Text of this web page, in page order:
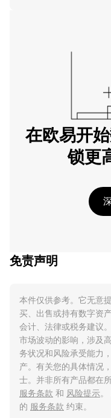
在欧易开
锁更
免责声明
本件仅供参考。它无意
买、出售或持有数字资
会计、法律或税务建议
市场波动的影响，涉及
务状况和风险承受能力
产。有关您的具体情况
士。并非所有产品都在
服务条款 和 风险提示
的 服务条款 约束。